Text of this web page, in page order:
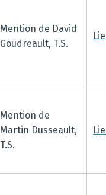
Mention de David
Goudreault, T.S.
Mention de
Martin Dusseault,
T.S.